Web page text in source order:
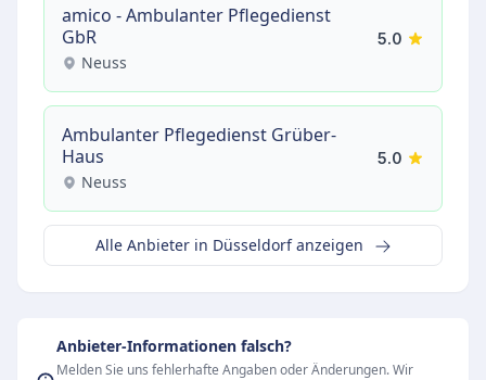
amico - Ambulanter Pflegedienst
GbR
Neuss
5.0
Ambulanter Pflegedienst Grüber-
Haus
Neuss
5.0
Alle Anbieter in Düsseldorf anzeigen
Anbieter-Informationen falsch?
Melden Sie uns fehlerhafte Angaben oder Änderungen. Wir